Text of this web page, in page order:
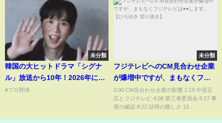
未分類
韓国の大ヒットドラマ「シグナ
ル」放送から10年！2026年にシ
ーズン2の放送が決定
#プロ野球...
未分類
フジテレビへのCM見合わせ企業
が爆増中ですが、まもなくフジ
テレビは●●します。【ひろゆき
切り抜き】
0:00 CM見合わせ企業の影響 1:10 中居正
広とフジテレビ 4:08 第三者委員会 6:17 事
実の確認 8:22 証明の難しさ 13...